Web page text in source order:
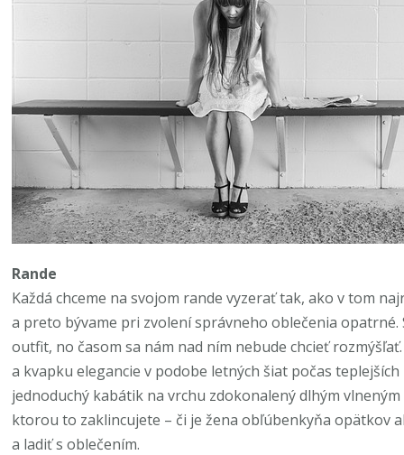
Rande
Každá chceme na svojom rande vyzerať tak, ako v tom
a preto bývame pri zvolení správneho oblečenia
outfit, no časom sa nám nad ním nebude chcieť
a kvapku elegancie v podobe letných šiat počas
jednoduchý kabátik na vrchu zdokonalený dlhým
ktorou to zaklincujete – či je žena obľúbenkyňa opätkov
a ladiť s oblečením.